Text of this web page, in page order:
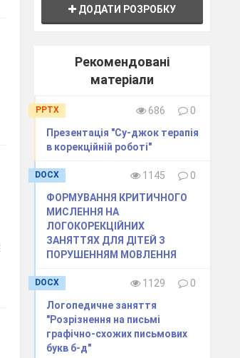
ДОДАТИ РОЗРОБКУ
Рекомендовані
матеріали
PPTX 686
0
Презентація "Су-джок терапія
в корекційній роботі"
DOCX 1145
0
ФОРМУВАННЯ КРИТИЧНОГО
МИСЛЕННЯ НА
ЛОГОКОРЕКЦІЙНИХ
ЗАНЯТТЯХ ДЛЯ ДІТЕЙ З
ПОРУШЕННЯМ МОВЛЕННЯ
DOCX 1129
0
Логопедичне заняття
"Розрізнення на письмі
графічно-схожих письмових
букв б-д"